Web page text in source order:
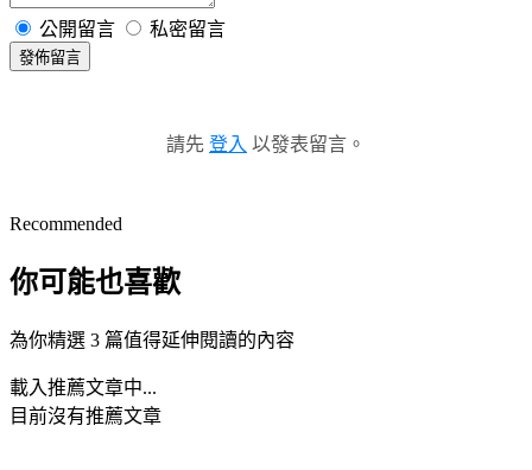
公開留言 私密留言
發佈留言
請先 登入 以發表留言。
Recommended
你可能也喜歡
為你精選 3 篇值得延伸閱讀的內容
載入推薦文章中...
目前沒有推薦文章